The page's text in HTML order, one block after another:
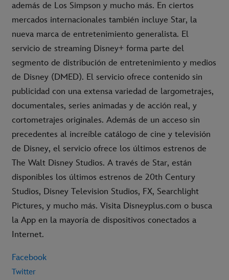
además de Los Simpson y mucho más. En ciertos
mercados internacionales también incluye Star, la
nueva marca de entretenimiento generalista. El
servicio de streaming Disney+ forma parte del
segmento de distribución de entretenimiento y medios
de Disney (DMED). El servicio ofrece contenido sin
publicidad con una extensa variedad de largometrajes,
documentales, series animadas y de acción real, y
cortometrajes originales. Además de un acceso sin
precedentes al increíble catálogo de cine y televisión
de Disney, el servicio ofrece los últimos estrenos de
The Walt Disney Studios. A través de Star, están
disponibles los últimos estrenos de 20th Century
Studios, Disney Television Studios, FX, Searchlight
Pictures, y mucho más. Visita Disneyplus.com o busca
la App en la mayoría de dispositivos conectados a
Internet.
Facebook
Twitter